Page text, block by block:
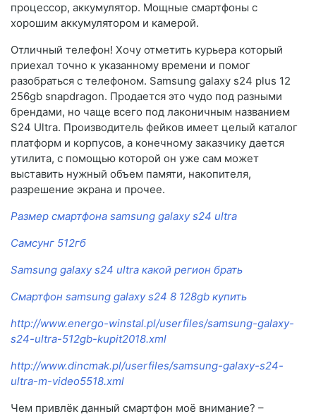
процессор, аккумулятор. Мощные смартфоны с
хорошим аккумулятором и камерой.
Отличный телефон! Хочу отметить курьера который
приехал точно к указанному времени и помог
разобраться с телефоном. Samsung galaxy s24 plus 12
256gb snapdragon. Продается это чудо под разными
брендами, но чаще всего под лаконичным названием
S24 Ultra. Производитель фейков имеет целый каталог
платформ и корпусов, а конечному заказчику дается
утилита, с помощью которой он уже сам может
выставить нужный объем памяти, накопителя,
разрешение экрана и прочее.
Размер смартфона samsung galaxy s24 ultra
Самсунг 512гб
Samsung galaxy s24 ultra какой регион брать
Смартфон samsung galaxy s24 8 128gb купить
http://www.energo-winstal.pl/userfiles/samsung-galaxy-
s24-ultra-512gb-kupit2018.xml
http://www.dincmak.pl/userfiles/samsung-galaxy-s24-
ultra-m-video5518.xml
Чем привлёк данный смартфон моё внимание? –